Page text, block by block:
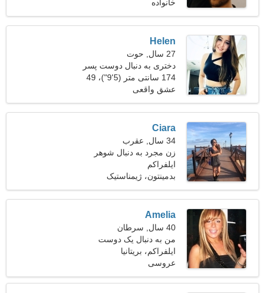
کیلوگرم (167 پوند)
خانواده
Helen
27 سال, حوت
دختری به دنبال دوست پسر
174 سانتی متر (5'9")، 49
کیلوگرم (108 پوند)
عشق واقعی
Ciara
34 سال, عقرب
زن مجرد به دنبال شوهر
ایلفراکم
بدمینتون، ژیمناستیک
Amelia
40 سال, سرطان
من به دنبال یک دوست
مسافرتی اغوا کننده هستم
ایلفراکم، بریتانیا
عروسی